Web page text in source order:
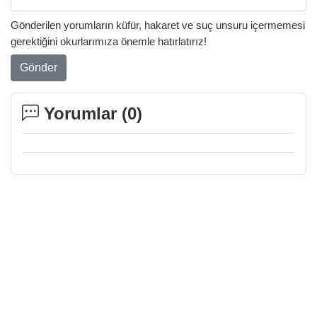
Gönderilen yorumların küfür, hakaret ve suç unsuru içermemesi
gerektiğini okurlarımıza önemle hatırlatırız!
Gönder
Yorumlar (0)